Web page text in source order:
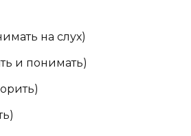
на слух)
и понимать)